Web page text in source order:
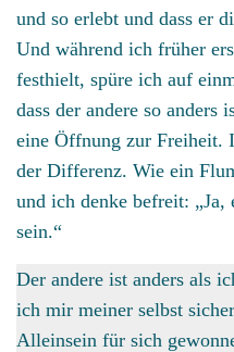
und so erlebt und dass er
Und während ich früher
festhielt, spüre ich auf
dass der andere so
eine Öffnung zur Freiheit.
der Differenz. Wie ein
und ich denke befreit: „Ja,
sein.“
Der andere ist anders als
ich mir meiner selbst
Alleinsein für sich